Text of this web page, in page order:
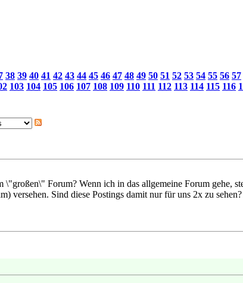
38 39 40 41 42 43 44 45 46 47 48 49 50 51 52 53 54 55 56 57
103 104 105 106 107 108 109 110 111 112 113 114 115 116
Forum? Wenn ich in das allgemeine Forum gehe,
Sind diese Postings damit nur für uns 2x zu sehen?